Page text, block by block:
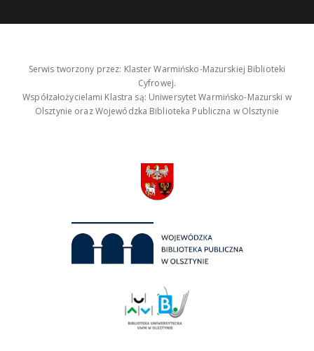
Serwis tworzony przez: Klaster Warmińsko-Mazurskiej Biblioteki
Cyfrowej.
Współzałożycielami Klastra są: Uniwersytet Warmińsko-Mazurski w
Olsztynie oraz Wojewódzka Biblioteka Publiczna w Olsztynie